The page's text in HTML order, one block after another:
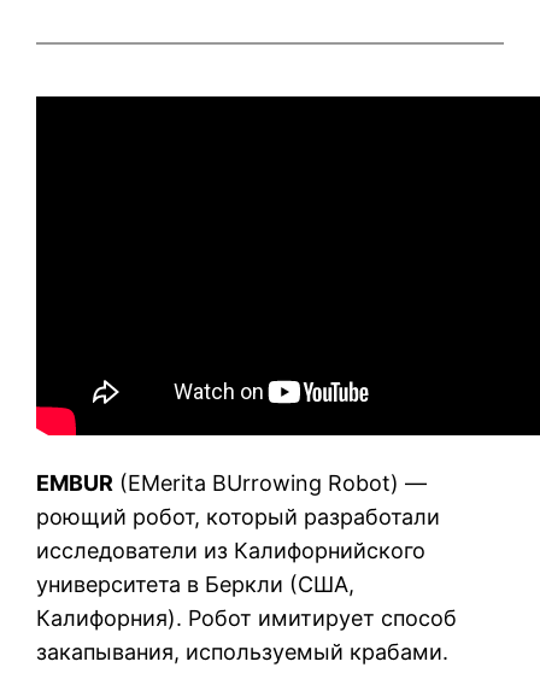
EMBUR (EMerita BUrrowing Robot) —
роющий робот, который разработали
исследователи из Калифорнийского
университета в Беркли (США,
Калифорния). Робот имитирует способ
закапывания, используемый крабами.